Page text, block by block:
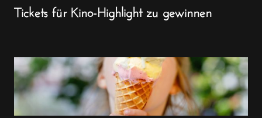
Tickets für Kino-Highlight zu gewinnen